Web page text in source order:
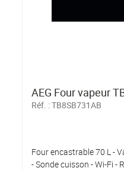
AEG Four vapeur
Réf. :TB8SB731AB
Four encastrable 70 L -
- Sonde cuisson - Wi-Fi -